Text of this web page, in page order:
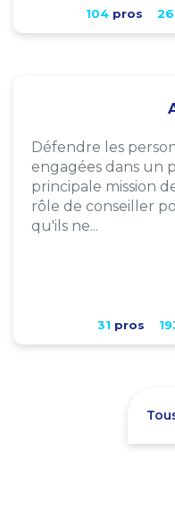
104pros
Défendre les
engagées dans un
principale mission
rôle de conseiller
qu'ils ne...
31 pros